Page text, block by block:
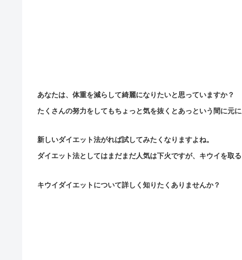
あなたは、体重を減らして綺麗になりたいと思っていますか？
たくさんの努力をしてもちょっと気を抜くとあっという間に元
新しいダイエット法がれば試してみたくなりますよね。
ダイエット法としてはまだまだ人気は下火ですが、キウイを取
キウイダイエットについて詳しく知りたくありませんか？